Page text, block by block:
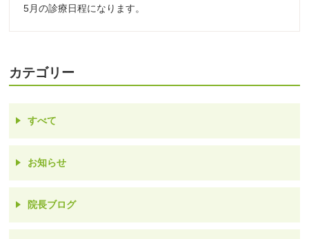
5月の診療日程になります。
カテゴリー
すべて
お知らせ
院長ブログ